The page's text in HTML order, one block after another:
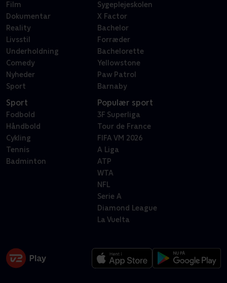
Film
Dokumentar
Reality
Livsstil
Underholdning
Comedy
Nyheder
Sport
Sygeplejeskolen
X Factor
Bachelor
Forræder
Bachelorette
Yellowstone
Paw Patrol
Barnaby
Sport
Fodbold
Håndbold
Cykling
Tennis
Badminton
Populær sport
3F Superliga
Tour de France
FIFA VM 2026
A Liga
ATP
WTA
NFL
Serie A
Diamond League
La Vuelta